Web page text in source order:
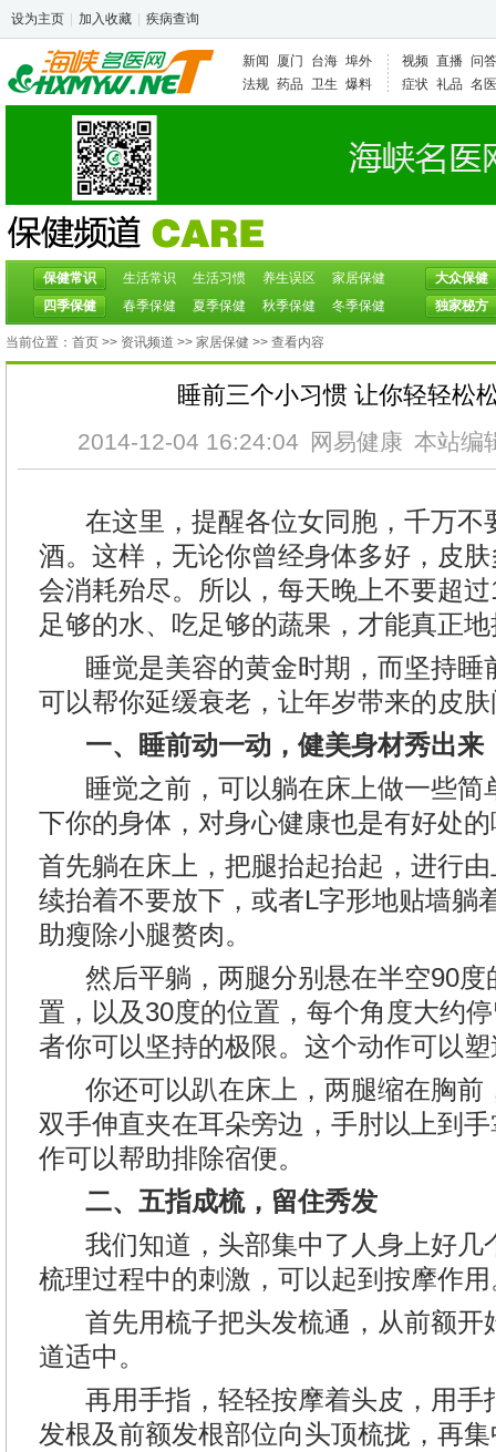
设为主页 加入收藏 疾病查询
新闻 厦门 台海 埠外
法规 药品 卫生 爆料
视频 直播 问答
症状 礼品 名医
保健常识 生活常识 生活习惯 养生误区
家居保健
四季保健
春季保健 夏季保健 秋季保健 冬季保健
大众保健
独家秘方
当前位置： 首页 >> 资讯频道 >> 家居保健 >> 查看内容
睡前三个小习惯 让你轻轻松
2014-12-04 16:24:04 网易健康 本站编
在这里，提醒各位女同胞，千万不
酒。这样，无论你曾经身体多好，皮
会消耗殆尽。所以，每天晚上不要超
足够的水、吃足够的蔬果，才能真正
睡觉是美容的黄金时期，而坚持睡
可以帮你延缓衰老，让年岁带来的皮
一、睡前动一动，健美身材秀出来
睡觉之前，可以躺在床上做一些简
下你的身体，对身心健康也是有好处
首先躺在床上，把腿抬起抬起，进行
续抬着不要放下，或者L字形地贴墙躺
助瘦除小腿赘肉。
然后平躺，两腿分别悬在半空90度
置，以及30度的位置，每个角度大约
者你可以坚持的极限。这个动作可以
你还可以趴在床上，两腿缩在胸前
双手伸直夹在耳朵旁边，手肘以上到
作可以帮助排除宿便。
二、五指成梳，留住秀发
我们知道，头部集中了人身上好几
梳理过程中的刺激，可以起到按摩作用
首先用梳子把头发梳通，从前额开
道适中。
再用手指，轻轻按摩着头皮，用手
发根及前额发根部位向头顶梳拢，再